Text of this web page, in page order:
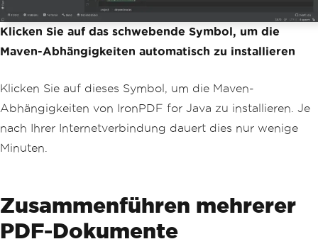
Klicken Sie auf das schwebende Symbol, um die
Maven-Abhängigkeiten automatisch zu installieren
Klicken Sie auf dieses Symbol, um die Maven-
Abhängigkeiten von IronPDF for Java zu installieren. Je
nach Ihrer Internetverbindung dauert dies nur wenige
Minuten.
Zusammenführen mehrerer
PDF-Dokumente